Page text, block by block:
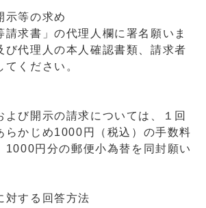
等の求め
請求書」の代理人欄に署名願いま
び代理人の本人確認書類、請求者
ください。
よび開示の請求については、１回
らかじめ1000円（税込）の手数料
1000円分の郵便小為替を同封願い
する回答方法